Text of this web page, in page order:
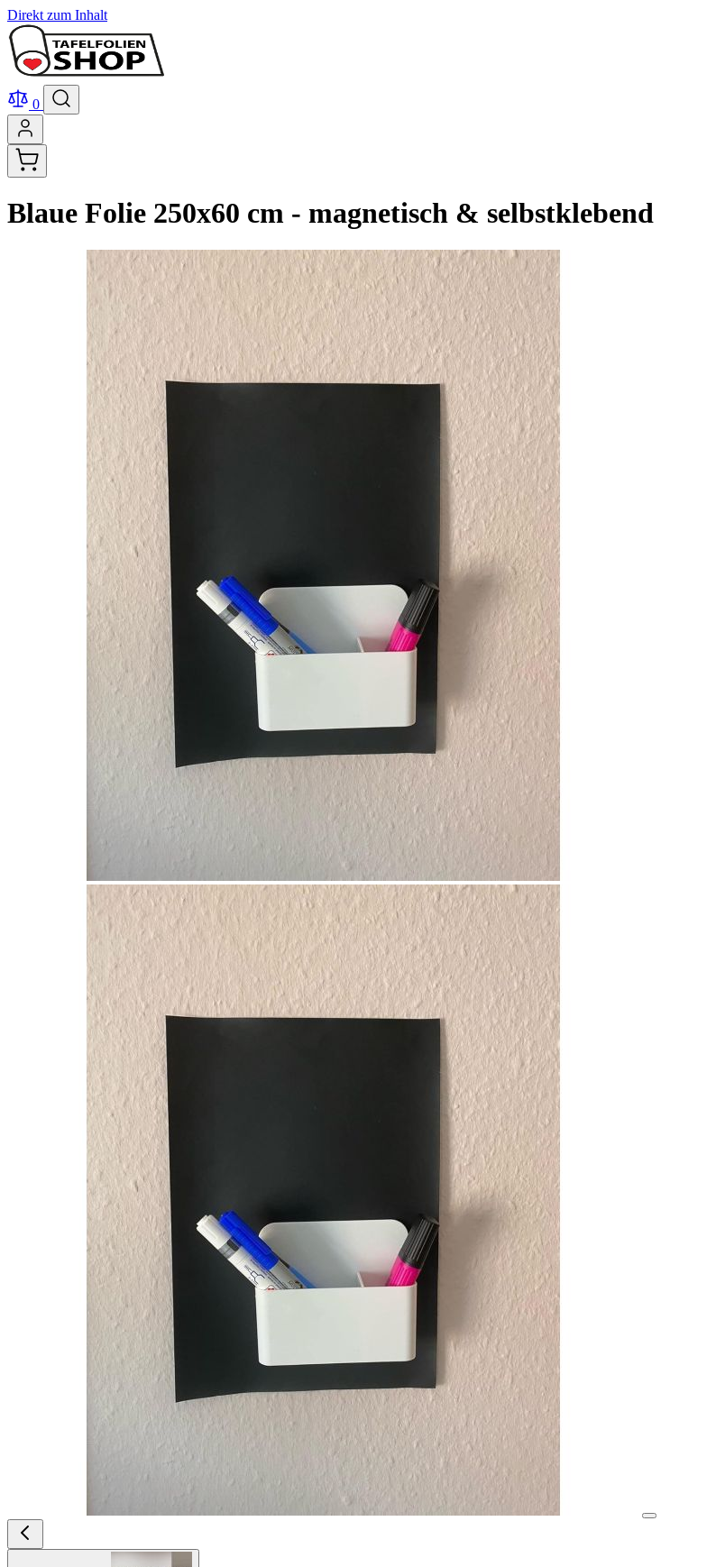
Direkt zum Inhalt
0
Blaue Folie 250x60 cm - magnetisch & selbstklebend